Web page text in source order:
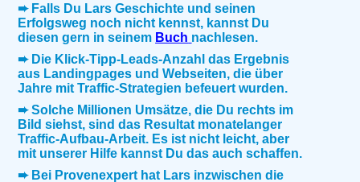
➨ Falls Du Lars Geschichte und seinen
Erfolgsweg noch nicht kennst, kannst Du
diesen gern in seinem Buch nachlesen.
➨ Die Klick-Tipp-Leads-Anzahl das Ergebnis
aus Landingpages und Webseiten, die über
Jahre mit Traffic-Strategien befeuert wurden.
➨ Solche Millionen Umsätze, die Du rechts im
Bild siehst, sind das Resultat monatelanger
Traffic-Aufbau-Arbeit. Es ist nicht leicht, aber
mit unserer Hilfe kannst Du das auch schaffen.
➨ Bei Provenexpert hat Lars inzwischen die